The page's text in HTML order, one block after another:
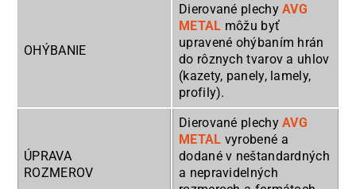
OHÝBANIE
Dierované plechyAVG
METAL môžu byť
upravené ohýbaním hrán
do rôznych tvarov a uhlov
(kazety, panely, lamely,
profily).
ÚPRAVA
ROZMEROV
Dierované plechyAVG
METAL vyrobené a
dodané v neštandardných
a nepravidelných